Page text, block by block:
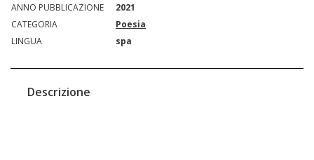
ANNO PUBBLICAZIONE
2021
CATEGORIA
Poesia
LINGUA
spa
Descrizione